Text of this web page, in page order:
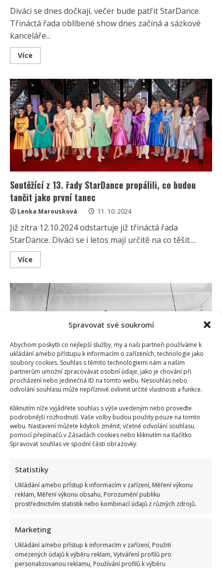
Spravovat své soukromí
Abychom poskytli co nejlepší služby, my a naši partneři používáme k
ukládání a/nebo přístupu k informacím o zařízeních, technologie jako
soubory cookies. Souhlas s těmito technologiemi nám a našim
partnerům umožní zpracovávat osobní údaje, jako je chování při
procházení nebo jedinečná ID na tomto webu. Nesouhlas nebo
odvolání souhlasu může nepříznivě ovlivnit určité vlastnosti a funkce.
Kliknutím níže vyjádřete souhlas s výše uvedeným nebo proveďte
podrobnější rozhodnutí. Vaše volby budou použity pouze na tomto
webu. Nastavení můžete kdykoli změnit, včetně odvolání souhlasu,
pomocí přepínačů v Zásadách cookies nebo kliknutím na tlačítko
Spravovat souhlas ve spodní části obrazovky.
Statistiky
Ukládání a/nebo přístup k informacím v zařízení, Měření výkonu
reklam, Měření výkonu obsahu, Porozumění publiku
prostřednictvím statistik nebo kombinací údajů z různých zdrojů.
Marketing
Ukládání a/nebo přístup k informacím v zařízení, Použití
omezených údajů k výběru reklam, Vytváření profilů pro
personalizovanou reklamu, Používání profilů k výběru
Diváci se dnes dočkají, večer bude patřit StarDance.
Třináctá řada oblíbené show dnes začíná a sázkové
kanceláře...
Více
more
startuje
a
sázkové
kanceláře
už
mají
své
favority
Soutěžící z 13. řady StarDance propálili, co budou
tančit jako první tanec
Lenka Marousková 11. 10. 2024
Již zítra 12.10.2024 odstartuje již třináctá řada
StarDance. Diváci se i letos mají určitě na co těšit....
Více
more
13.
řady
StarDance
jako
první
tanec
Zumba – sportovní aktivita, která vás zvedne z gauče
Gabriela Kortová 22. 8. 2017
mnoho. Přesto má spousta lidí problém začít cvičit....
VíceRead
more
about
sportovní
aktivita,
která
vás
zvedne
z